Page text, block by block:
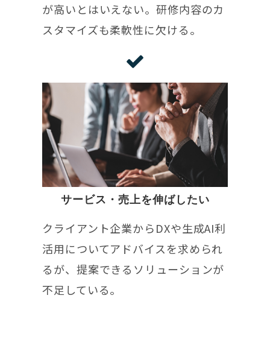
が高いとはいえない。研修内容のカ
スタマイズも柔軟性に欠ける。
サービス・売上を伸ばしたい
クライアント企業からDXや生成AI利
活用についてアドバイスを求められ
るが、提案できるソリューションが
不足している。